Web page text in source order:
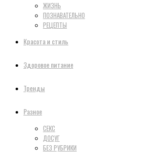
ЖИЗНЬ
ПОЗНАВАТЕЛЬНО
РЕЦЕПТЫ
Красота и стиль
Здоровое питание
Тренды
Разное
СЕКС
ДОСУГ
БЕЗ РУБРИКИ